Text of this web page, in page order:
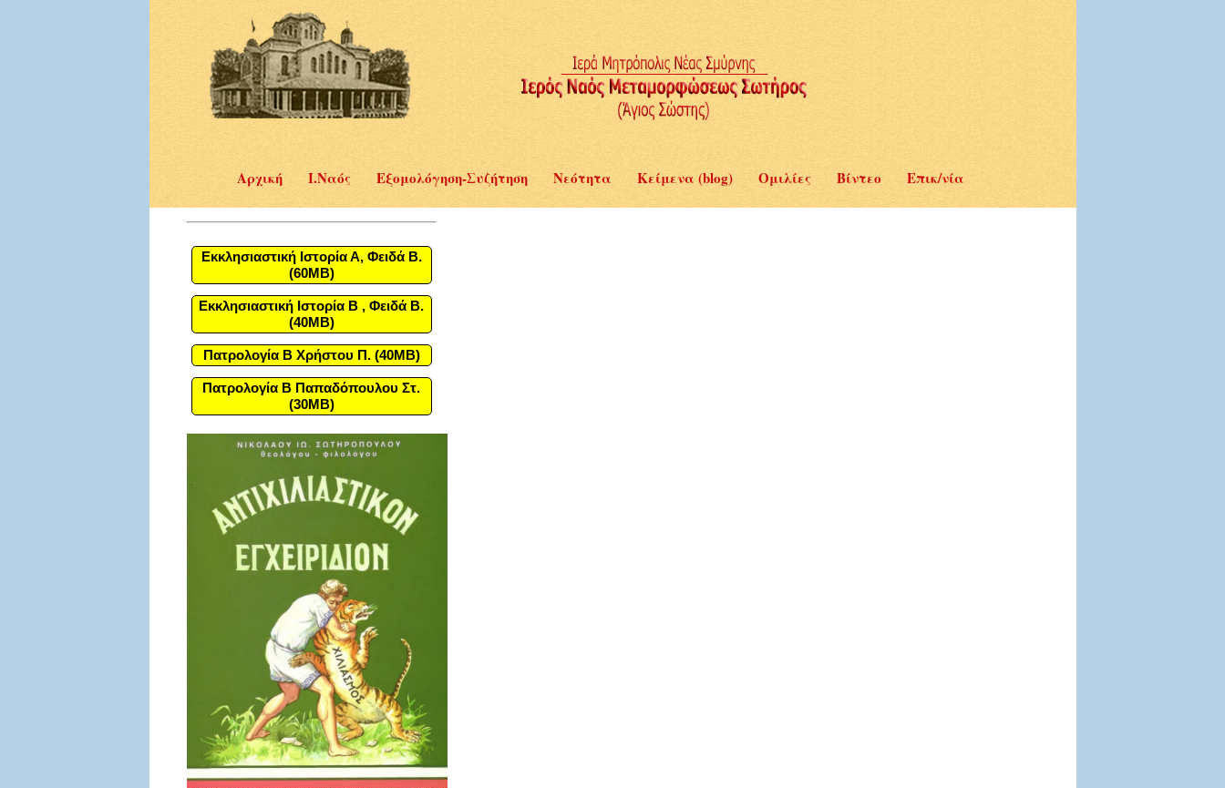
Αρχική Ι.Ναός Εξομολόγηση-Συζήτηση Νεότητα Κείμενα (blog) Ομιλίες Βίντεο Επικ/νία
Εκκλησιαστική Ιστορία Α, Φειδά Β.
(60MB)
Εκκλησιαστική Ιστορία Β , Φειδά Β.
(40MB)
Πατρολογία Β Χρήστου Π. (40MB)
Πατρολογία Β Παπαδόπουλου Στ.
(30MB)